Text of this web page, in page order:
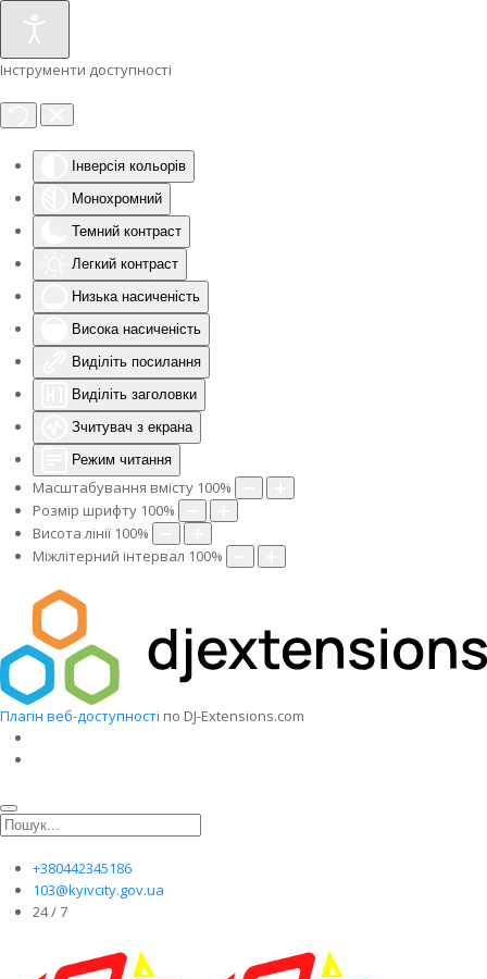
Інструменти доступності
Інверсія кольорів
Монохромний
Темний контраст
Легкий контраст
Низька насиченість
Висока насиченість
Виділіть посилання
Виділіть заголовки
Зчитувач з екрана
Режим читання
Масштабування вмісту 100%
Розмір шрифту 100%
Висота лінії 100%
Міжлітерний інтервал 100%
Плагін веб-доступності по DJ-Extensions.com
+380442345186
103@kyivcity.gov.ua
24 / 7